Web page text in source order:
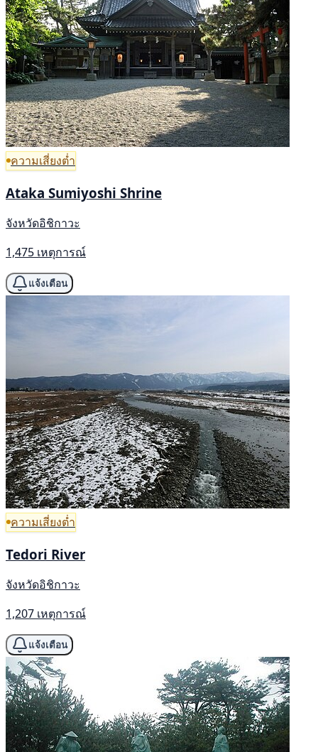
ความเสี่ยงต่ำ
Ataka Sumiyoshi Shrine
จังหวัดอิชิกาวะ
1,475 เหตุการณ์
แจ้งเตือน
ความเสี่ยงต่ำ
Tedori River
จังหวัดอิชิกาวะ
1,207 เหตุการณ์
แจ้งเตือน